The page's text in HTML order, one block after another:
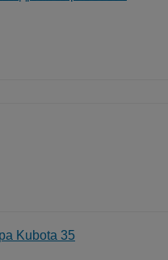
Kubota 35